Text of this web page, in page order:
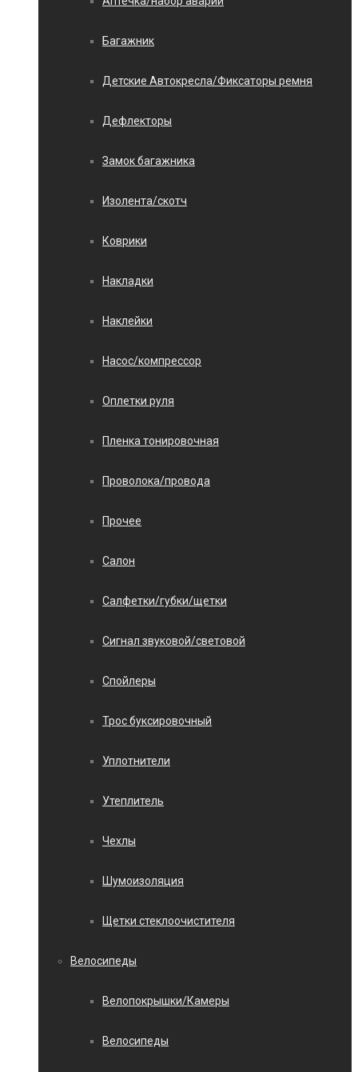
Багажник
Детские Автокресла/Фиксаторы ремня
Дефлекторы
Замок багажника
Изолента/скотч
Коврики
Накладки
Наклейки
Насос/компрессор
Оплетки руля
Пленка тонировочная
Проволока/провода
Прочее
Салон
Салфетки/губки/щетки
Сигнал звуковой/световой
Спойлеры
Трос буксировочный
Уплотнители
Утеплитель
Чехлы
Шумоизоляция
Щетки стеклоочистителя
Велосипеды
Велопокрышки/Камеры
Велосипеды